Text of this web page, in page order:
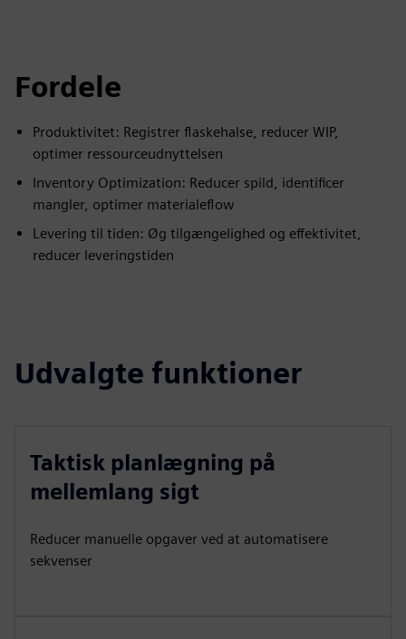
Fordele
Produktivitet: Registrer flaskehalse, reducer WIP,
optimer ressourceudnyttelsen
Inventory Optimization: Reducer spild, identificer
mangler, optimer materialeflow
Levering til tiden: Øg tilgængelighed og effektivitet,
reducer leveringstiden
Udvalgte funktioner
Taktisk planlægning på
mellemlang sigt
Reducer manuelle opgaver ved at automatisere
sekvenser